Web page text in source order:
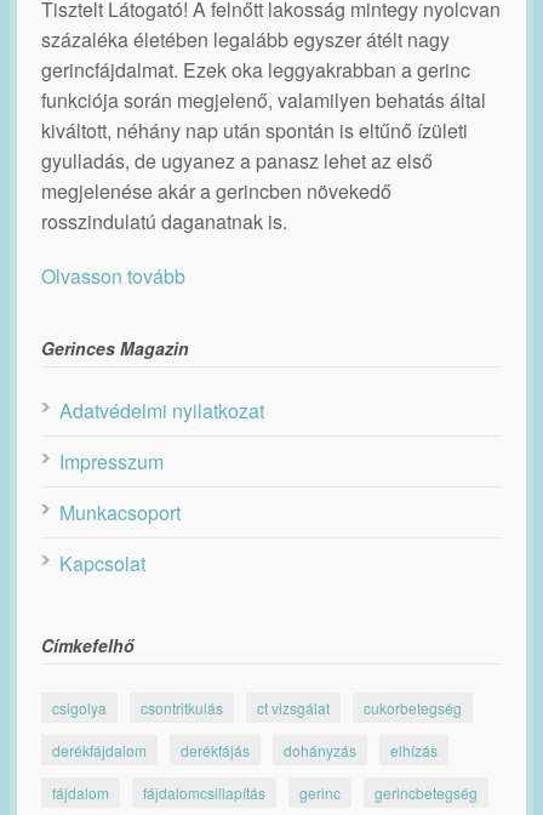
Tisztelt Látogató! A felnőtt lakosság mintegy nyolcvan
százaléka életében legalább egyszer átélt nagy
gerincfájdalmat. Ezek oka leggyakrabban a gerinc
funkciója során megjelenő, valamilyen behatás által
kiváltott, néhány nap után spontán is eltűnő ízületi
gyulladás, de ugyanez a panasz lehet az első
megjelenése akár a gerincben növekedő
rosszindulatú daganatnak is.
Olvasson tovább
Gerinces Magazin
Adatvédelmi nyilatkozat
Impresszum
Munkacsoport
Kapcsolat
Címkefelhő
csigolya csontritkulás ct vizsgálat cukorbetegség
derékfájdalom derékfájás dohányzás elhízás
fájdalom fájdalomcsillapítás gerinc gerincbetegség